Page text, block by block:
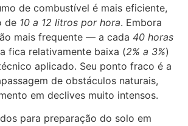
de combustível é mais eficiente,
de 10 a 12 litros por hora. Embora
mais frequente — a cada 40 horas
fica relativamente baixa (2% a 3%)
aplicado. Seu ponto fraco é a
de obstáculos naturais,
em declives muito intensos.
para preparação do solo em